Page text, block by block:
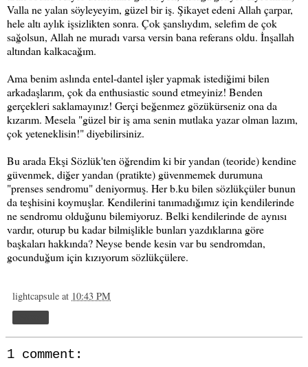
Valla ne yalan söyleyeyim, güzel bir iş. Şikayet edeni Allah çarpar,
hele altı aylık işsizlikten sonra. Çok şanslıydım, selefim de çok
sağolsun, Allah ne muradı varsa versin bana referans oldu. İnşallah
altından kalkacağım.
Ama benim aslında entel-dantel işler yapmak istediğimi bilen
arkadaşlarım, çok da enthusiastic sound etmeyiniz! Benden
gerçekleri saklamayınız! Gerçi beğenmez gözükürseniz ona da
kızarım. Mesela "güzel bir iş ama senin mutlaka yazar olman lazım,
çok yeteneklisin!" diyebilirsiniz.
Bu arada Ekşi Sözlük'ten öğrendim ki bir yandan (teoride) kendine
güvenmek, diğer yandan (pratikte) güvenmemek durumuna
"prenses sendromu" deniyormuş. Her b.ku bilen sözlükçüler bunun
da teşhisini koymuşlar. Kendilerini tanımadığımız için kendilerinde
ne sendromu olduğunu bilemiyoruz. Belki kendilerinde de aynısı
vardır, oturup bu kadar bilmişlikle bunları yazdıklarına göre
başkaları hakkında? Neyse bende kesin var bu sendromdan,
gocunduğum için kızıyorum sözlükçülere.
lightcapsule at 10:43 PM
1 comment: